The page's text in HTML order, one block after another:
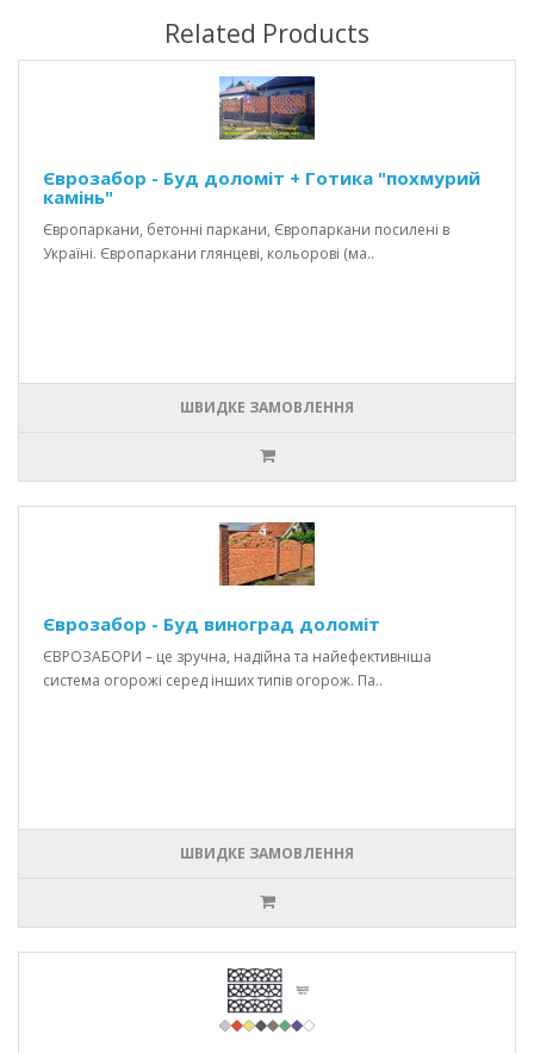
Related Products
Єврозабор - Буд доломіт + Готика "похмурий
камінь"
Європаркани, бетонні паркани, Європаркани посилені в
Україні. Європаркани глянцеві, кольорові (ма..
ШВИДКЕ ЗАМОВЛЕННЯ
Єврозабор - Буд виноград доломіт
ЄВРОЗАБОРИ – це зручна, надійна та найефективніша
система огорожі серед інших типів огорож. Па..
ШВИДКЕ ЗАМОВЛЕННЯ